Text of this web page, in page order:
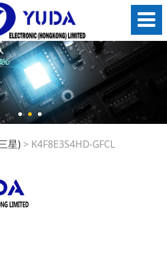
GFCL
星) > K4F8E3S4HD-GFCL